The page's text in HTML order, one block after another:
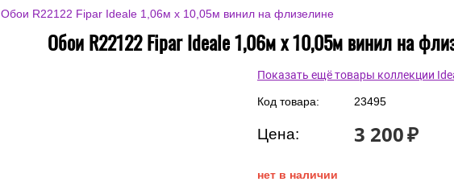
Обои R22122 Fipar Ideale 1,06м х 10,05м винил на флизелине
Обои R22122 Fipar Ideale 1,06м х 10,05м винил на
Показать ещё товары коллекции
Код товара: 23495
Цена: 3 200₽
нет в наличии